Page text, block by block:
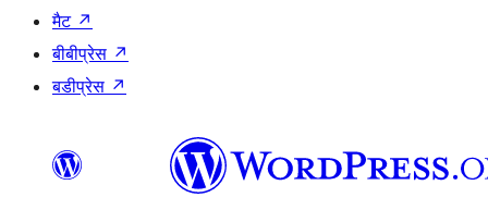
मैट ↗
बीबीप्रेस ↗
बडीप्रेस ↗